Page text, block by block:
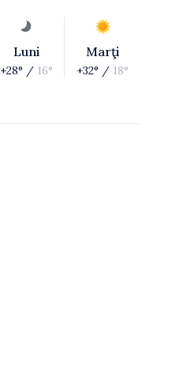
Luni
+28° / 16°
Marţi
+32° / 18°